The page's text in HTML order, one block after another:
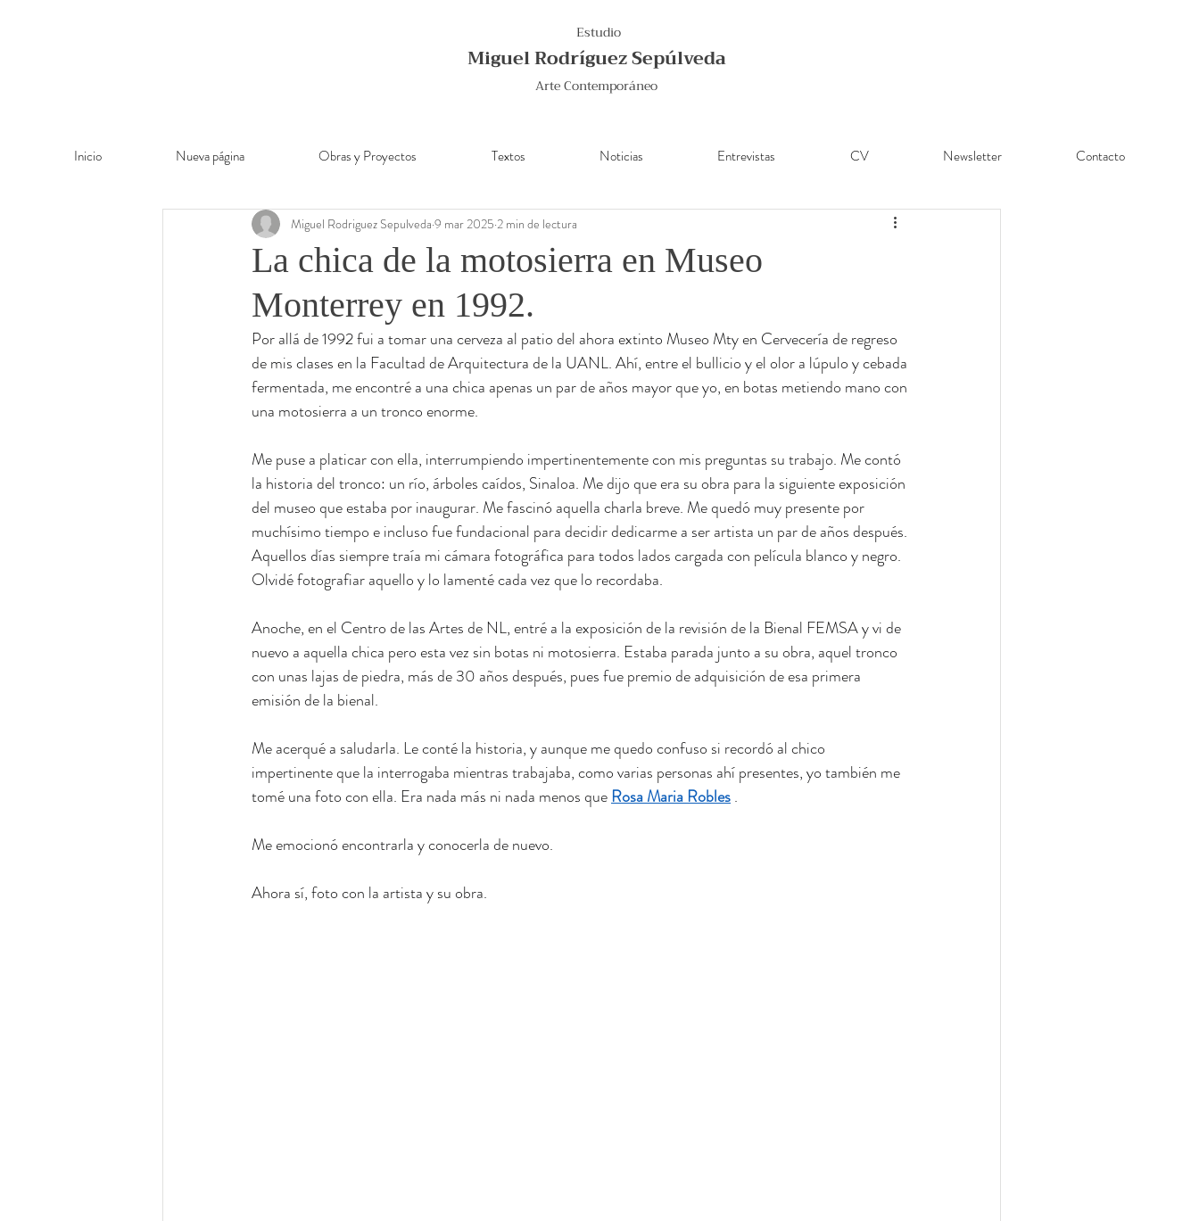
Estudio
Miguel Rodríguez Sepúlveda
Arte Contemporáneo
Inicio Nueva página Obras y Proyectos Textos Noticias Entrevistas CV Newsletter Contacto
La chica de la motosierra en Museo
Monterrey en 1992.
Miguel Rodriguez Sepulveda 9 mar 2025 2 min de lectura
Por allá de 1992 fui a tomar una cerveza al patio del ahora extinto Museo Mty en Cervecería de regreso
de mis clases en la Facultad de Arquitectura de la UANL. Ahí, entre el bullicio y el olor a lúpulo y cebada
fermentada, me encontré a una chica apenas un par de años mayor que yo, en botas metiendo mano con
una motosierra a un tronco enorme.
Me puse a platicar con ella, interrumpiendo impertinentemente con mis preguntas su trabajo. Me contó
la historia del tronco: un río, árboles caídos, Sinaloa. Me dijo que era su obra para la siguiente exposición
del museo que estaba por inaugurar. Me fascinó aquella charla breve. Me quedó muy presente por
muchísimo tiempo e incluso fue fundacional para decidir dedicarme a ser artista un par de años después.
Aquellos días siempre traía mi cámara fotográfica para todos lados cargada con película blanco y negro.
Olvidé fotografiar aquello y lo lamenté cada vez que lo recordaba.
Anoche, en el Centro de las Artes de NL, entré a la exposición de la revisión de la Bienal FEMSA y vi de
nuevo a aquella chica pero esta vez sin botas ni motosierra. Estaba parada junto a su obra, aquel tronco
con unas lajas de piedra, más de 30 años después, pues fue premio de adquisición de esa primera
emisión de la bienal.
Me acerqué a saludarla. Le conté la historia, y aunque me quedo confuso si recordó al chico
impertinente que la interrogaba mientras trabajaba, como varias personas ahí presentes, yo también me
tomé una foto con ella. Era nada más ni nada menos que Rosa Maria Robles .
Me emocionó encontrarla y conocerla de nuevo.
Ahora sí, foto con la artista y su obra.